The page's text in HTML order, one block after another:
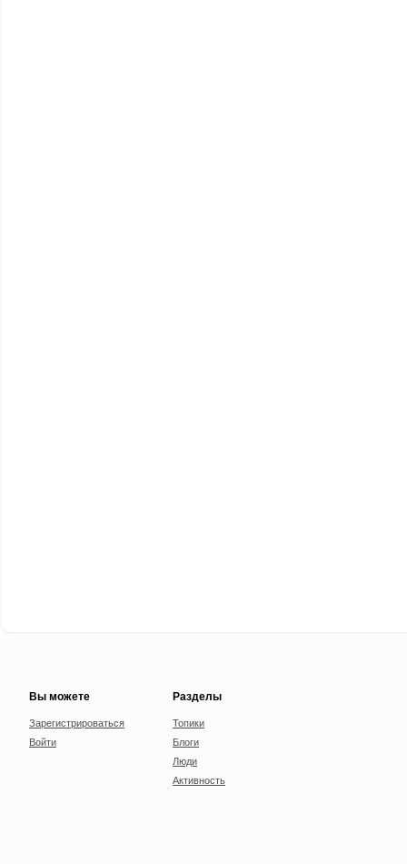
Вы можете
Зарегистрироваться
Войти
Разделы
Топики
Блоги
Люди
Активность